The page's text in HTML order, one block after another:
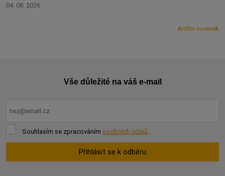
04. 08. 2026
Archiv novinek
Vše důležité na váš e-mail
Souhlasím
Souhlasím se zpracováním osobních údajů
Přihlásit se k odběru